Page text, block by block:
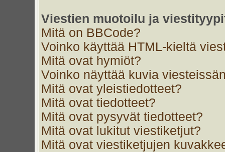
Viestien muotoilu ja
Mitä on BBCode?
Voinko käyttää HTML-kieltä
Mitä ovat hymiöt?
Voinko näyttää kuvia
Mitä ovat yleistiedotteet?
Mitä ovat tiedotteet?
Mitä ovat pysyvät tiedotteet?
Mitä ovat lukitut viestiketjut?
Mitä ovat viestiketjujen